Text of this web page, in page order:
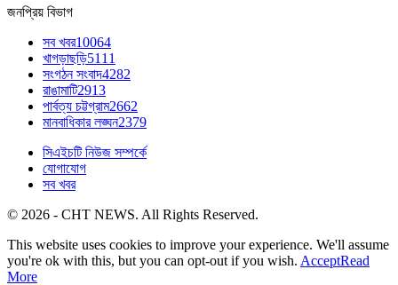
জনপ্রিয় বিভাগ
সব খবর10064
খাগড়াছড়ি5111
সংগঠন সংবাদ4282
রাঙামাটি2913
পার্বত্য চট্টগ্রাম2662
মানবাধিকার লঙ্ঘন2379
সিএইচটি নিউজ সম্পর্কে
যোগাযোগ
সব খবর
© 2026 - CHT NEWS. All Rights Reserved.
This website uses cookies to improve your experience. We'll assume
you're ok with this, but you can opt-out if you wish. AcceptRead
More